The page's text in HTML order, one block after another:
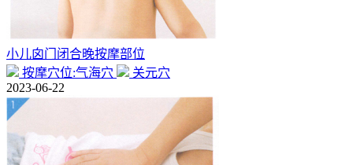
小儿囟门闭合晚按摩部位
按摩穴位:气海穴
关元穴
2023-06-22